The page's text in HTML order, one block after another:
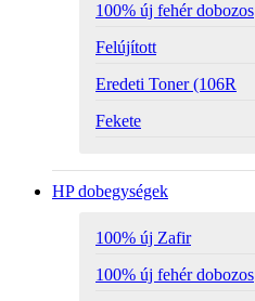
100% új fehér dobozos
Felújított
Eredeti Toner (106R
Fekete
HP dobegységek
100% új Zafir
100% új fehér dobozos